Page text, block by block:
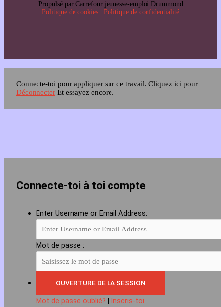
Propulsé par Carrefour jeunesse-emploi Drummond
Politique de cookies
Politique de confidentialité
Connecte-toi pour appliquer sur ce travail. Cliquez ici pour
Déconnecter Et essayez encore.
Connecte-toi à toi compte
Enter Username or Email Address:
Mot de passe :
Mot de passe oublié? | Inscris-toi